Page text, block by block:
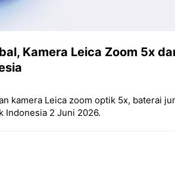
Kamera Leica Zoom 5x
kamera Leica zoom optik 5x, baterai
Indonesia 2 Juni 2026.